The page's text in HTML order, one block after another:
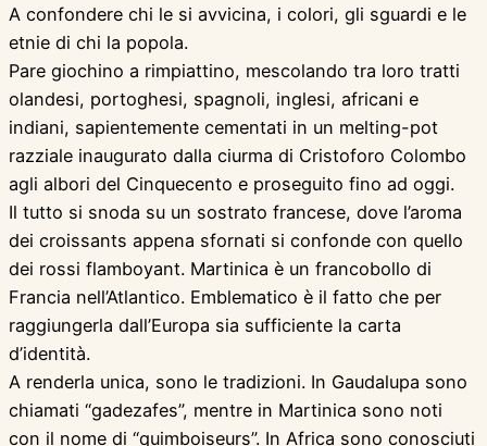
A confondere chi le si avvicina, i colori, gli sguardi e le
etnie di chi la popola.
Pare giochino a rimpiattino, mescolando tra loro tratti
olandesi, portoghesi, spagnoli, inglesi, africani e
indiani, sapientemente cementati in un melting-pot
razziale inaugurato dalla ciurma di Cristoforo Colombo
agli albori del Cinquecento e proseguito fino ad oggi.
Il tutto si snoda su un sostrato francese, dove l’aroma
dei croissants appena sfornati si confonde con quello
dei rossi flamboyant. Martinica è un francobollo di
Francia nell’Atlantico. Emblematico è il fatto che per
raggiungerla dall’Europa sia sufficiente la carta
d’identità.
A renderla unica, sono le tradizioni. In Gaudalupa sono
chiamati “gadezafes”, mentre in Martinica sono noti
con il nome di “quimboiseurs”. In Africa sono conosciuti